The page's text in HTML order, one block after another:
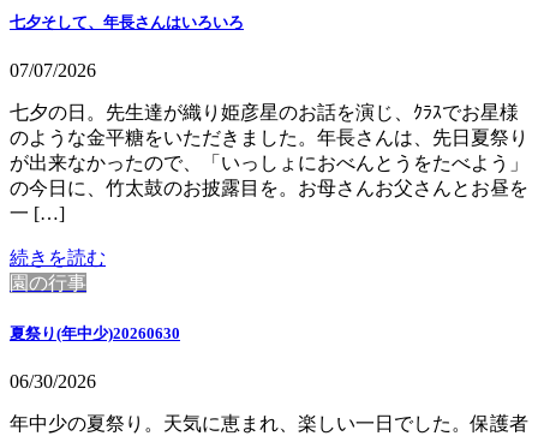
七夕そして、年長さんはいろいろ
07/07/2026
七夕の日。先生達が織り姫彦星のお話を演じ、ｸﾗｽでお星様
のような金平糖をいただきました。年長さんは、先日夏祭り
が出来なかったので、「いっしょにおべんとうをたべよう」
の今日に、竹太鼓のお披露目を。お母さんお父さんとお昼を
一 […]
続きを読む
園の行事
夏祭り(年中少)20260630
06/30/2026
年中少の夏祭り。天気に恵まれ、楽しい一日でした。保護者